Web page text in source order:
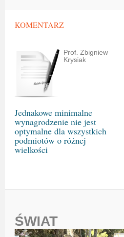
KOMENTARZ
Prof. Zbigniew
Krysiak
Jednakowe minimalne
wynagrodzenie nie jest
optymalne dla wszystkich
podmiotów o różnej
wielkości
ŚWIAT